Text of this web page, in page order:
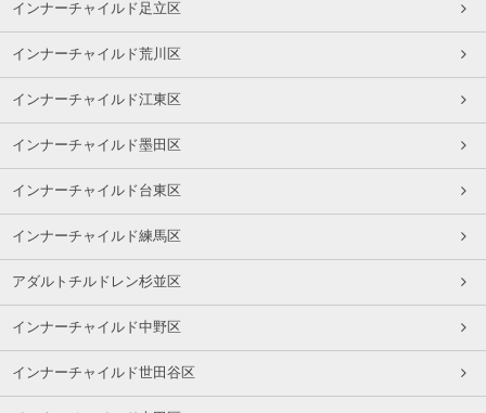
インナーチャイルド足立区
インナーチャイルド荒川区
インナーチャイルド江東区
インナーチャイルド墨田区
インナーチャイルド台東区
インナーチャイルド練馬区
アダルトチルドレン杉並区
インナーチャイルド中野区
インナーチャイルド世田谷区